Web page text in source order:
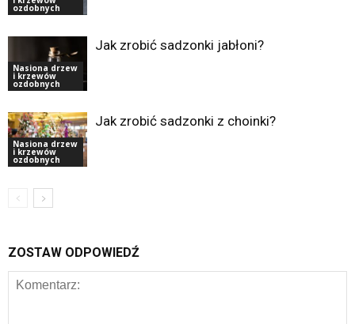
ozdobnych
Nasiona drzew
i krzewów
ozdobnych
Jak zrobić sadzonki jabłoni?
Nasiona drzew
i krzewów
ozdobnych
Jak zrobić sadzonki z choinki?
ZOSTAW ODPOWIEDŹ